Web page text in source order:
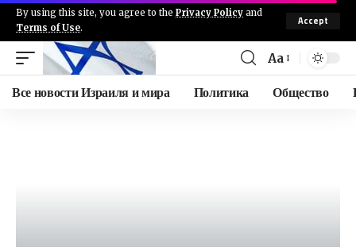
By using this site, you agree to the Privacy Policy and
Terms of Use.
Accept
Aa
Все новости Израиля и мира Политика Общество